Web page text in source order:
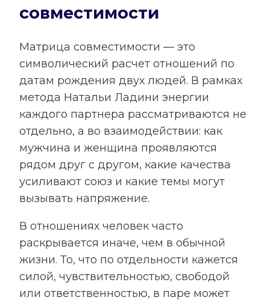
совместимости
Матрица совместимости — это
символический расчет отношений по
датам рождения двух людей. В рамках
метода Натальи Ладини энергии
каждого партнера рассматриваются не
отдельно, а во взаимодействии: как
мужчина и женщина проявляются
рядом друг с другом, какие качества
усиливают союз и какие темы могут
вызывать напряжение.
В отношениях человек часто
раскрывается иначе, чем в обычной
жизни. То, что по отдельности кажется
силой, чувствительностью, свободой
или ответственностью, в паре может